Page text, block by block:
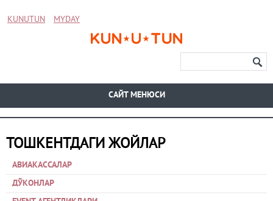
KUNUTUN MYDAY
CАЙТ МЕНЮСИ
ТОШКЕНТДАГИ ЖОЙЛАР
АВИАКАССАЛАР
ДЎКОНЛАР